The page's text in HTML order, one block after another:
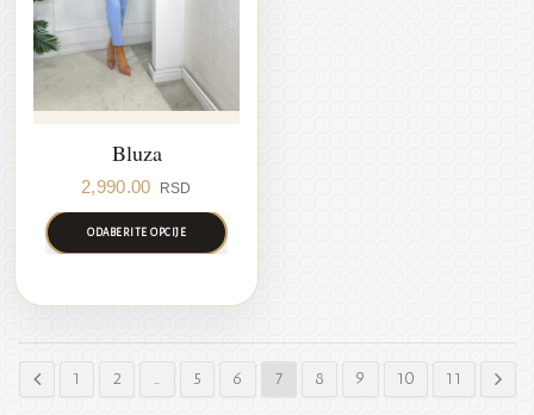
Bluza
2,990.00 RSD
ODABERITE OPCIJE
1 2 … 5 6 7 8 9 10 11